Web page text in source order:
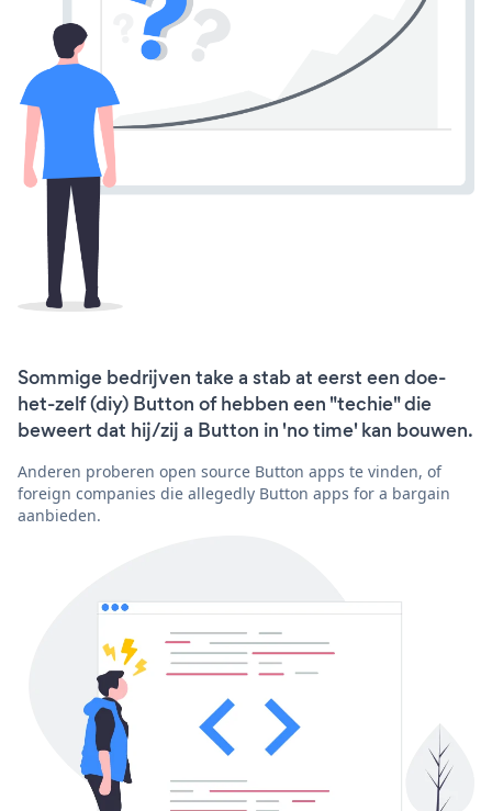
Sommige bedrijven take a stab at eerst een doe-
het-zelf (diy) Button of hebben een "techie" die
beweert dat hij/zij a Button in 'no time' kan bouwen.
Anderen proberen open source Button apps te vinden, of
foreign companies die allegedly Button apps for a bargain
aanbieden.